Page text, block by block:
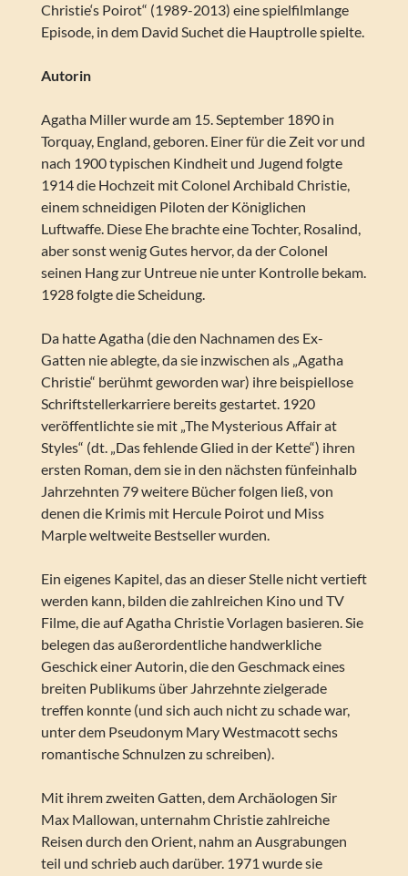
Christie‘s Poirot“ (1989-2013) eine spielfilmlange
Episode, in dem David Suchet die Hauptrolle spielte.
Autorin
Agatha Miller wurde am 15. September 1890 in
Torquay, England, geboren. Einer für die Zeit vor und
nach 1900 typischen Kindheit und Jugend folgte
1914 die Hochzeit mit Colonel Archibald Christie,
einem schneidigen Piloten der Königlichen
Luftwaffe. Diese Ehe brachte eine Tochter, Rosalind,
aber sonst wenig Gutes hervor, da der Colonel
seinen Hang zur Untreue nie unter Kontrolle bekam.
1928 folgte die Scheidung.
Da hatte Agatha (die den Nachnamen des Ex-
Gatten nie ablegte, da sie inzwischen als „Agatha
Christie“ berühmt geworden war) ihre beispiellose
Schriftstellerkarriere bereits gestartet. 1920
veröffentlichte sie mit „The Mysterious Affair at
Styles“ (dt. „Das fehlende Glied in der Kette“) ihren
ersten Roman, dem sie in den nächsten fünfeinhalb
Jahrzehnten 79 weitere Bücher folgen ließ, von
denen die Krimis mit Hercule Poirot und Miss
Marple weltweite Bestseller wurden.
Ein eigenes Kapitel, das an dieser Stelle nicht vertieft
werden kann, bilden die zahlreichen Kino und TV
Filme, die auf Agatha Christie Vorlagen basieren. Sie
belegen das außerordentliche handwerkliche
Geschick einer Autorin, die den Geschmack eines
breiten Publikums über Jahrzehnte zielgerade
treffen konnte (und sich auch nicht zu schade war,
unter dem Pseudonym Mary Westmacott sechs
romantische Schnulzen zu schreiben).
Mit ihrem zweiten Gatten, dem Archäologen Sir
Max Mallowan, unternahm Christie zahlreiche
Reisen durch den Orient, nahm an Ausgrabungen
teil und schrieb auch darüber. 1971 wurde sie